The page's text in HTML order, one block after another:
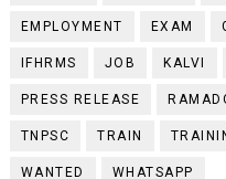
EMPLOYMENT EXAM
IFHRMS JOB KALVI
PRESS RELEASE
TNPSC TRAIN
WANTED WHATSAPP